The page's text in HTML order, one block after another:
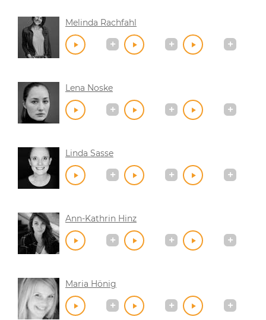
Melinda Rachfahl
Lena Noske
Linda Sasse
Ann-Kathrin Hinz
Maria Hönig